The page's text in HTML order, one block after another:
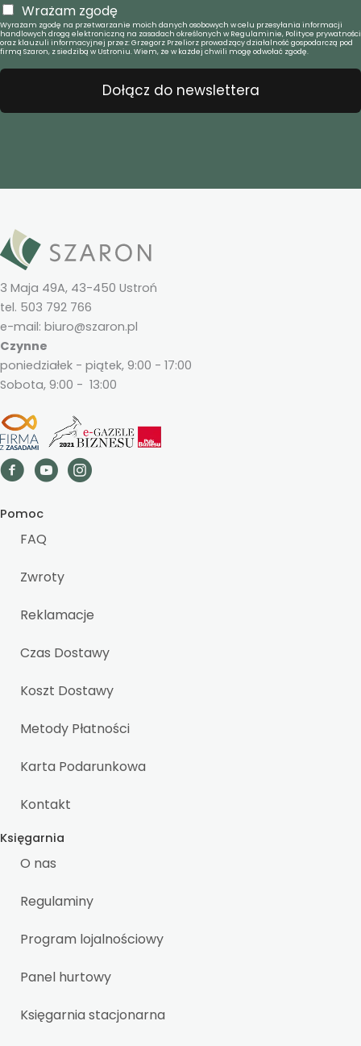
Wrażam zgodę
Wyrażam zgodę na przetwarzanie moich danych osobowych w celu przesyłania informacji
handlowych drogą elektroniczną na zasadach określonych w Regulaminie, Polityce prywatności
oraz klauzuli informacyjnej przez: Grzegorz Przeliorz prowadzący działalność gospodarczą pod
firmą Szaron, z siedzibą w Ustroniu. Wiem, że w każdej chwili mogę odwołać zgodę.
Dołącz do newslettera
3 Maja 49A, 43-450 Ustroń
tel. 503 792 766
e-mail: biuro@szaron.pl
Czynne
poniedziałek - piątek, 9:00 - 17:00
Sobota, 9:00 - 13:00
Pomoc
FAQ
Zwroty
Reklamacje
Czas Dostawy
Koszt Dostawy
Metody Płatności
Karta Podarunkowa
Kontakt
Księgarnia
O nas
Regulaminy
Program lojalnościowy
Panel hurtowy
Księgarnia stacjonarna